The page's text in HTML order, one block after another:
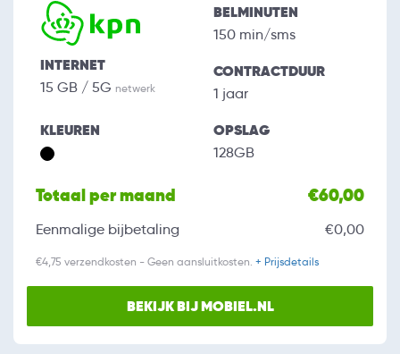
INTERNET
15 GB / 5G netwerk
BELMINUTEN
150 min/sms
CONTRACTDUUR
1 jaar
KLEUREN OPSLAG
128GB
Totaal per maand €60,00
Eenmalige bijbetaling €0,00
€4,75 verzendkosten - Geen aansluitkosten. + Prijsdetails
BEKIJK BIJ MOBIEL.NL